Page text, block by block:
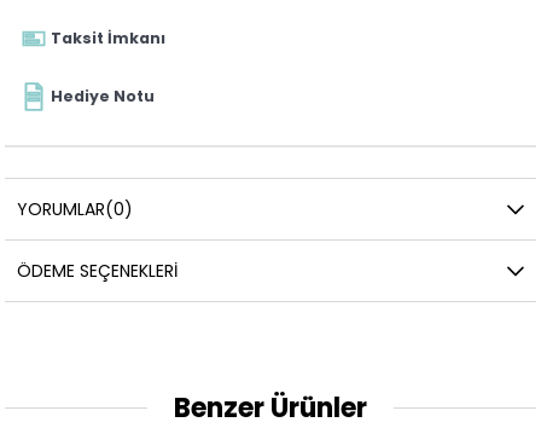
Taksit İmkanı
Hediye Notu
YORUMLAR(0)
ÖDEME SEÇENEKLERI
Benzer Ürünler